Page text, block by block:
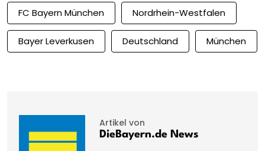
FC Bayern München Nordrhein-Westfalen
Bayer Leverkusen Deutschland München
Artikel von
DieBayern.de News